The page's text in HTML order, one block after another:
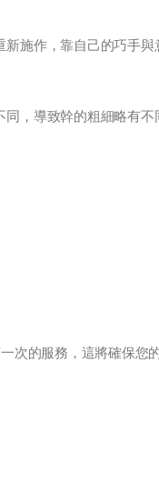
施作，靠自己的巧手與
，導致幹的粗細略有不
次的服務，這將確保您